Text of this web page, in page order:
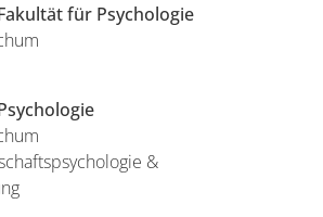
für Psychologie
&